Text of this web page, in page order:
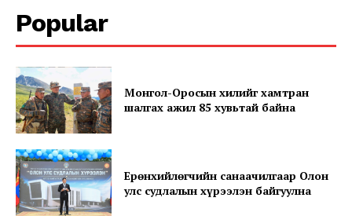
News Week
Popular
Монгол-Оросын хилийг хамтран
шалгах ажил 85 хувьтай байна
Ерөнхийлөгчийн санаачилгаар Олон
улс судлалын хүрээлэн байгуулна